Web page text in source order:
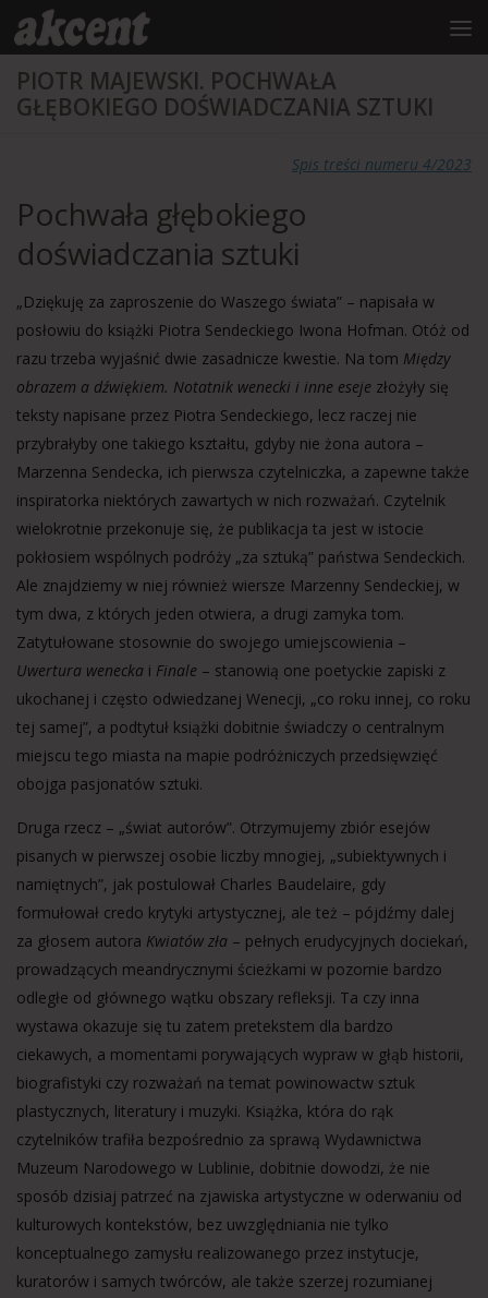
treści
Przejdź do treści
PIOTR MAJEWSKI. POCHWAŁA
GŁĘBOKIEGO DOŚWIADCZANIA SZTUKI
Spis treści numeru 4/2023
Pochwała głębokiego
doświadczania sztuki
„Dziękuję za zaproszenie do Waszego świata” – napisała w
posłowiu do książki Piotra Sendeckiego Iwona Hofman. Otóż od
razu trzeba wyjaśnić dwie zasadnicze kwestie. Na tom Między
obrazem a dźwiękiem. Notatnik wenecki i inne eseje złożyły się
teksty napisane przez Piotra Sendeckiego, lecz raczej nie
przybrałyby one takiego kształtu, gdyby nie żona autora –
Marzenna Sendecka, ich pierwsza czytelniczka, a zapewne także
inspiratorka niektórych zawartych w nich rozważań. Czytelnik
wielokrotnie przekonuje się, że publikacja ta jest w istocie
pokłosiem wspólnych podróży „za sztuką” państwa Sendeckich.
Ale znajdziemy w niej również wiersze Marzenny Sendeckiej, w
tym dwa, z których jeden otwiera, a drugi zamyka tom.
Zatytułowane stosownie do swojego umiejscowienia –
Uwertura wenecka i Finale – stanowią one poetyckie zapiski z
ukochanej i często odwiedzanej Wenecji, „co roku innej, co roku
tej samej”, a podtytuł książki dobitnie świadczy o centralnym
miejscu tego miasta na mapie podróżniczych przedsięwzięć
obojga pasjonatów sztuki.
Druga rzecz – „świat autorów”. Otrzymujemy zbiór esejów
pisanych w pierwszej osobie liczby mnogiej, „subiektywnych i
namiętnych”, jak postulował Charles Baudelaire, gdy
formułował credo krytyki artystycznej, ale też – pójdźmy dalej
za głosem autora Kwiatów zła – pełnych erudycyjnych dociekań,
prowadzących meandrycznymi ścieżkami w pozornie bardzo
odległe od głównego wątku obszary refleksji. Ta czy inna
wystawa okazuje się tu zatem pretekstem dla bardzo
ciekawych, a momentami porywających wypraw w głąb historii,
biografistyki czy rozważań na temat powinowactw sztuk
plastycznych, literatury i muzyki. Książka, która do rąk
czytelników trafiła bezpośrednio za sprawą Wydawnictwa
Muzeum Narodowego w Lublinie, dobitnie dowodzi, że nie
sposób dzisiaj patrzeć na zjawiska artystyczne w oderwaniu od
kulturowych kontekstów, bez uwzględniania nie tylko
konceptualnego zamysłu realizowanego przez instytucje,
kuratorów i samych twórców, ale także szerzej rozumianej